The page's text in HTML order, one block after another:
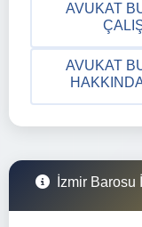
AVUKAT
AVUKAT
İzmir